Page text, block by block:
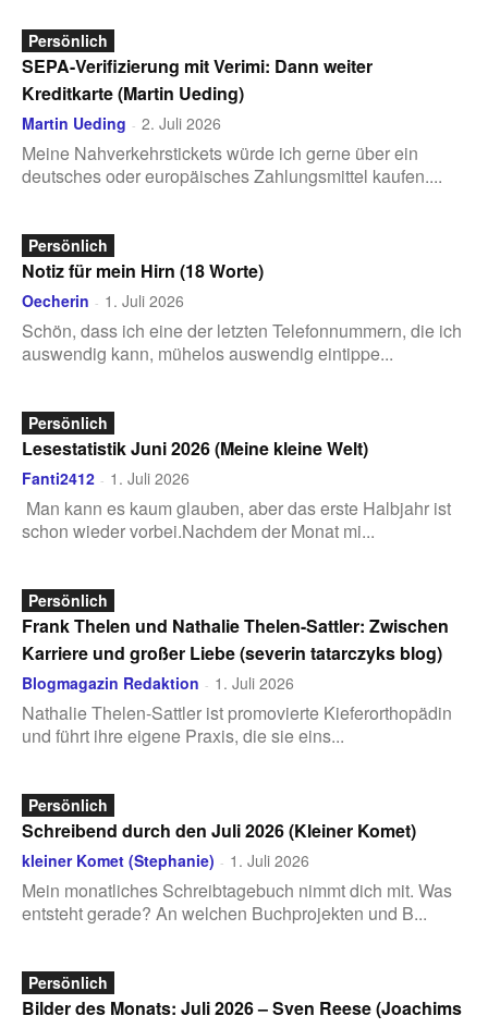
Persönlich
SEPA-Verifizierung mit Verimi: Dann weiter
Kreditkarte (Martin Ueding)
Martin Ueding - 2. Juli 2026
Meine Nahverkehrstickets würde ich gerne über ein
deutsches oder europäisches Zahlungsmittel kaufen....
Persönlich
Notiz für mein Hirn (18 Worte)
Oecherin - 1. Juli 2026
Schön, dass ich eine der letzten Telefonnummern, die ich
auswendig kann, mühelos auswendig eintippe...
Persönlich
Lesestatistik Juni 2026 (Meine kleine Welt)
Fanti2412 - 1. Juli 2026
Man kann es kaum glauben, aber das erste Halbjahr ist
schon wieder vorbei.Nachdem der Monat mi...
Persönlich
Frank Thelen und Nathalie Thelen-Sattler: Zwischen
Karriere und großer Liebe (severin tatarczyks blog)
Blogmagazin Redaktion - 1. Juli 2026
Nathalie Thelen-Sattler ist promovierte Kieferorthopädin
und führt ihre eigene Praxis, die sie eins...
Persönlich
Schreibend durch den Juli 2026 (Kleiner Komet)
kleiner Komet (Stephanie) - 1. Juli 2026
Mein monatliches Schreibtagebuch nimmt dich mit. Was
entsteht gerade? An welchen Buchprojekten und B...
Persönlich
Bilder des Monats: Juli 2026 – Sven Reese (Joachims